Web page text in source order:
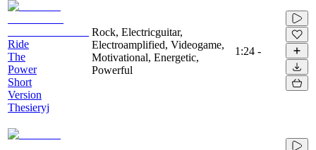
Ride
The
Power
Short
Version
Thesieryj
Rock, Electricguitar,
Electroamplified, Videogame,
Motivational, Energetic,
Powerful
1:24 -